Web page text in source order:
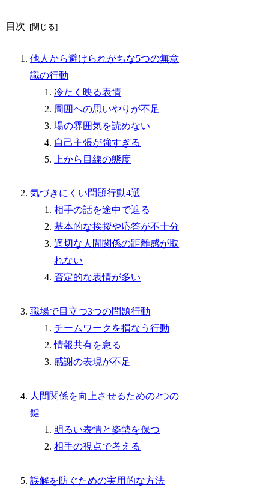
目次
他人から避けられがちな5つの無意
識の行動
冷たく映る表情
周囲への思いやりが不足
場の雰囲気を読めない
自己主張が強すぎる
上から目線の態度
気づきにくい問題行動4選
相手の話を途中で遮る
基本的な挨拶や応答が不十分
適切な人間関係の距離感が取
れない
否定的な表情が多い
職場で目立つ3つの問題行動
チームワークを損なう行動
情報共有を怠る
感謝の表現が不足
人間関係を向上させるための2つの
鍵
明るい表情と姿勢を保つ
相手の視点で考える
誤解を防ぐための実用的な方法